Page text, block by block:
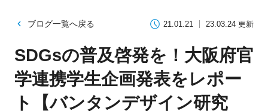
ブログ一覧へ戻る 21.01.21 23.03.24 更新
SDGsの普及啓発を！大阪府官
学連携学生企画発表をレポー
ト【バンタンデザイン研究